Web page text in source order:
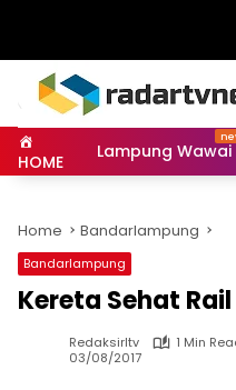
HOME Lampung Wawai
Home Bandarlampung
Bandarlampung
Kereta Sehat
Redaksirltv
1 Min
03/08/2017